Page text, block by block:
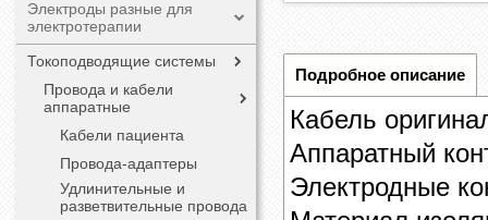
Электроды разные для
электротерапии
Токоподводящие системы
Провода и кабели
аппаратные
Кабели пациента
Провода-адаптеры
Удлинительные и
разветвительные провода
Подробное описание
Кабель
Аппаратный
Электродные